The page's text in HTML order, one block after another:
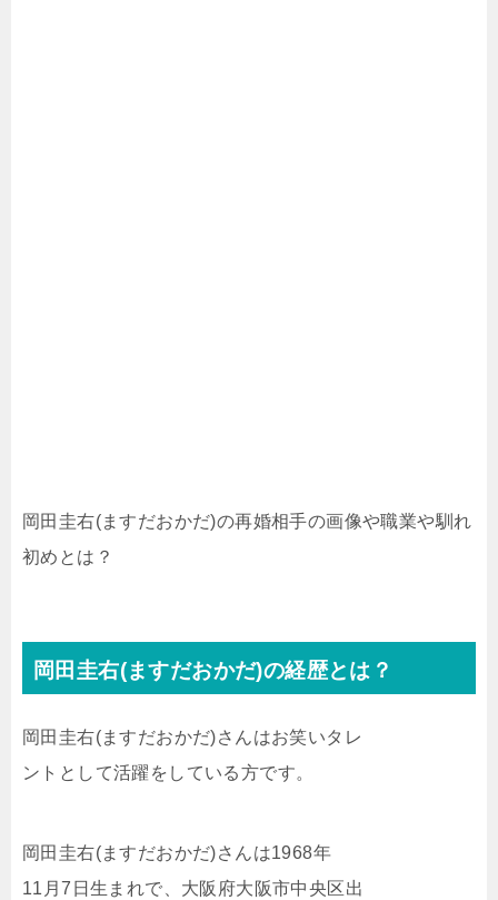
岡田圭右(ますだおかだ)の再婚相手の画像や職業や馴れ
初めとは？
岡田圭右(ますだおかだ)の経歴とは？
岡田圭右(ますだおかだ)さんはお笑いタレ
ントとして活躍をしている方です。
岡田圭右(ますだおかだ)さんは1968年
11月7日生まれで、大阪府大阪市中央区出